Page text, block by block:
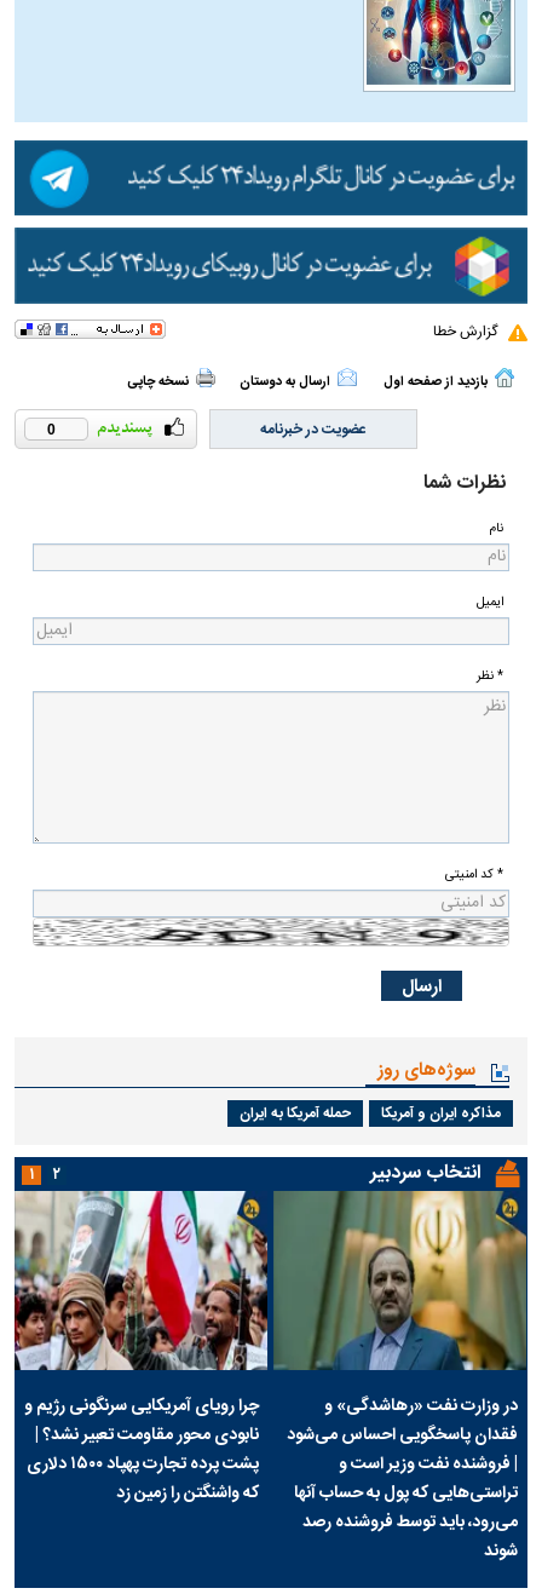
گزارش خطا
بازدید از صفحه اول ارسال به دوستان نسخه چاپی
0 عضویت در خبرنامه
نظرات شما
نام
ایمیل
* نظر
* کد امنیتی
سوژه‌های روز
مذاکره ایران و آمریکا حمله آمریکا به ایران
انتخاب سردبیر
در وزارت نفت «رهاشدگی» و
فقدان پاسخگویی احساس می‌شود
| فروشنده نفت وزیر است و
تراستی‌هایی که پول به حساب آنها
می‌رود، باید توسط فروشنده رصد
شوند
چرا رویای آمریکایی سرنگونی رژیم و
نابودی محور مقاومت تعبیر نشد؟ |
پشت پرده تجارت پهپاد‌ ۱۵۰۰ دلاری
که واشنگتن را زمین زد
۱ ۲